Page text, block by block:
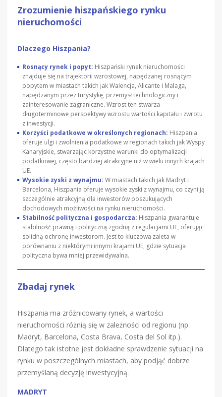
Zrozumienie hiszpańskiego rynku
nieruchomości
Dlaczego Hiszpania?
Rosnący rynek i popyt: Hiszpański rynek nieruchomości
znajduje się na trajektorii wzrostowej, napędzanej rosnącym
popytem w miastach takich jak Walencja, Alicante i Malaga,
napędzanym przez turystykę, przemysł technologiczny i
zainteresowanie zagraniczne. Wzrost ten stwarza
długoterminowe perspektywy wzrostu wartości kapitału i zwrotu
z inwestycji.
Korzyści podatkowe w określonych regionach: Hiszpania
oferuje ulgi i zwolnienia podatkowe w regionach takich jak Wyspy
Kanaryjskie, stwarzając korzystne warunki do optymalizacji
podatkowej, często bardziej atrakcyjne niż w wielu innych krajach
UE.
Wysokie zyski z wynajmu: W miastach takich jak Madryt i
Barcelona, Hiszpania oferuje wysokie zyski z wynajmu, co czyni ją
szczególnie atrakcyjną dla inwestorów poszukujących
dochodowych możliwości na rynku nieruchomości.
Stabilność polityczna i gospodarcza: Hiszpania gwarantuje
stabilność prawną i polityczną zgodną z regulacjami UE, oferując
solidną ochronę inwestorom. Jest to kluczowa zaleta w
porównaniu z niektórymi innymi krajami UE, gdzie sytuacja
polityczna bywa mniej przewidywalna.
Zbadaj rynek
Hiszpania ma zróżnicowany rynek, a wartości
nieruchomości różnią się w zależności od regionu (np.
Madryt, Barcelona, Costa Brava, Costa del Sol itp.).
Dlatego tak istotne jest dokładne sprawdzenie sytuacji na
rynku w poszczególnych miastach, aby podjąć dobrze
przemyślaną decyzję inwestycyjną.
MADRYT